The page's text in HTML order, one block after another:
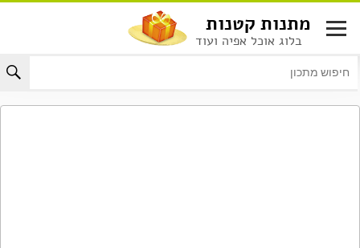
לתוכן
מתנות קטנות
בלוג אוכל אפיה ועוד